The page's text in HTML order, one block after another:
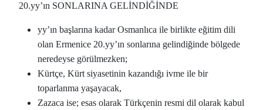
20.yy’ın SONLARINA GELİNDİĞİNDE
yy’ın başlarına kadar Osmanlıca ile birlikte eğitim dili
olan Ermenice 20.yy’ın sonlarına gelindiğinde bölgede
neredeyse görülmezken;
Kürtçe, Kürt siyasetinin kazandığı ivme ile bir
toparlanma yaşayacak,
Zazaca ise; esas olarak Türkçenin resmi dil olarak kabul